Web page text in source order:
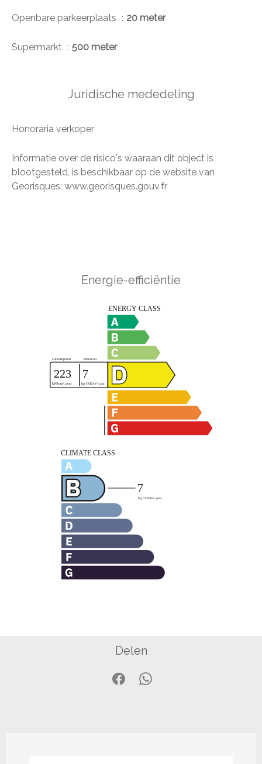
Openbare parkeerplaats 20 meter
Supermarkt 500 meter
Juridische mededeling
Honoraria verkoper
Informatie over de risico's waaraan dit object is
blootgesteld, is beschikbaar op de website van
Georisques: www.georisques.gouv.fr
Energie-efficiëntie
Delen